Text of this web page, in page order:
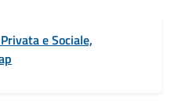
e Sociale,